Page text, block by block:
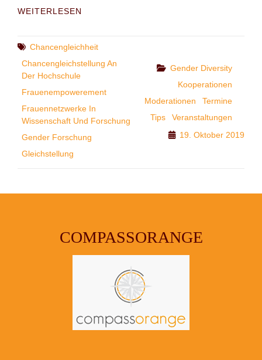
WEITERLESEN
IN
ANHALT
Tags
Chancengleichheit
Chancengleichstellung An
Der Hochschule
Frauenempowerement
Frauennetzwerke In
Wissenschaft Und Forschung
Gender Forschung
Gleichstellung
Categories
Gender Diversity
Kooperationen
Moderationen
Termine
Tips
Veranstaltungen
19. Oktober 2019
COMPASSORANGE